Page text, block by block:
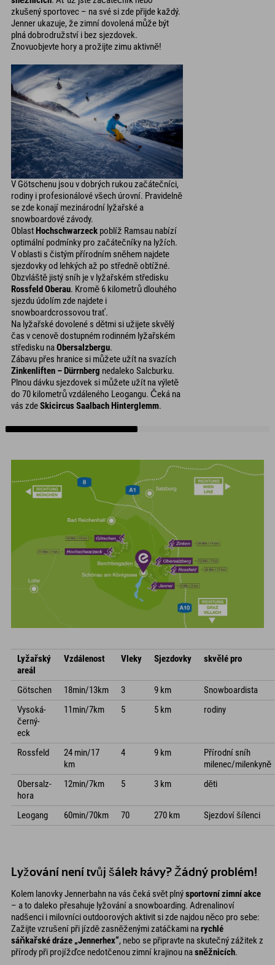
zkušený sportovec – na své si zde přijde každý.
Jenner ukazuje, že zimní dovolená může být
plná dobrodružství i bez sjezdovek.
Znovuobjevte hory a prožijte zimu aktivně!
V Götschenu jsou v dobrých rukou začátečníci,
rodiny i profesionálové všech úrovní. Pravidelně
se zde konají mezinárodní lyžařské a
snowboardové závody.
OblastHochschwarzeck poblíž Ramsau nabízí
optimální podmínky pro začátečníky na lyžích.
V oblasti s čistým přírodním sněhem najdete
sjezdovky od lehkých až po středně obtížné.
Obzvláště jistý sníh je v lyžařském středisku
Rossfeld Oberau. Kromě 6 kilometrů dlouhého
sjezdu údolím zde najdete i
snowboardcrossovou trať.
Na lyžařské dovolené s dětmi si užijete skvělý
čas v cenově dostupném rodinném lyžařském
středisku naObersalzbergu.
Zábavu přes hranice si můžete užít na svazích
Zinkenliften – Dürrnberg nedaleko Salcburku.
Plnou dávku sjezdovek si můžete užít na výletě
do 70 kilometrů vzdáleného Leogangu. Čeká na
vás zdeSkicircus Saalbach Hinterglemm.
Lyžařský
areál
Vzdálenost Vleky Sjezdovky skvělé pro
Götschen 18min/13km 3 9 km
Snowboardista
Vysoká-
černý-
eck
11min/7km 5 5 km rodiny
Rossfeld
24 min/17
km
4 9 km
Přírodní sníh
milenec/milenkyně
Obersalz-
hora
12min/7km 5 3 km děti
Leogang 60min/70km 70 270 km Sjezdoví šílenci
Lyžování není tvůj šálek kávy? Žádný problém!
Kolem lanovky Jennerbahn na vás čeká svět plnýsportovní zimní akce
– a to daleko přesahuje lyžování a snowboarding. Adrenalinoví
nadšenci i milovníci outdoorových aktivit si zde najdou něco pro sebe:
Zažijte vzrušení při jízdě zasněženými zatáčkami narychlé
sáňkařské dráze „Jennerhex“, nebo se připravte na skutečný zážitek z
přírody při projížďce nedotčenou zimní krajinou nasněžnicích.